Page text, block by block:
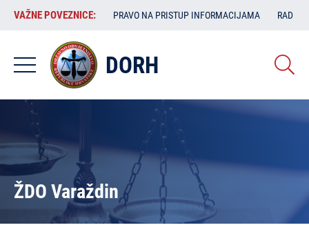
Skoči
sadržaj
VAŽNE
POVEZNICE:
VAŽNE POVEZNICE: PRAVO NA PRISTUP INFORMACIJAMA RAD
DORH
ŽDO Varaždin